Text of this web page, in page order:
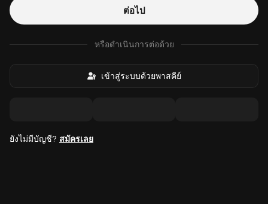
ต่อไป
หรือดำเนินการต่อด้วย
เข้าสู่ระบบด้วยพาสคีย์
ยังไม่มีบัญชี? สมัครเลย